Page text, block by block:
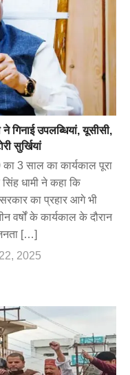
गिनाई उपलब्धियां, यूसीसी,
सुर्खियां
3 साल का कार्यकाल पूरा
धामी ने कहा कि
का प्रहार आगे भी
वर्षों के कार्यकाल के दौरान
[…]
2025